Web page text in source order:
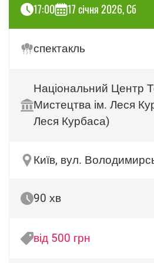
17:00 17 січня 2026, Сб
спектакль
Національний Центр
Мистецтва ім. Леся
Леся Курбаса)
Київ, вул.
90 хв
від 500 грн